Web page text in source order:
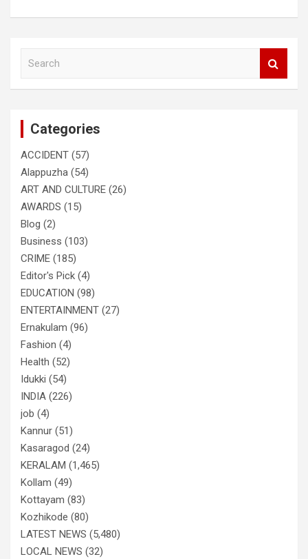
Categories
ACCIDENT (57)
Alappuzha (54)
ART AND CULTURE (26)
AWARDS (15)
Blog (2)
Business (103)
CRIME (185)
Editor's Pick (4)
EDUCATION (98)
ENTERTAINMENT (27)
Ernakulam (96)
Fashion (4)
Health (52)
Idukki (54)
INDIA (226)
job (4)
Kannur (51)
Kasaragod (24)
KERALAM (1,465)
Kollam (49)
Kottayam (83)
Kozhikode (80)
LATEST NEWS (5,480)
LOCAL NEWS (32)